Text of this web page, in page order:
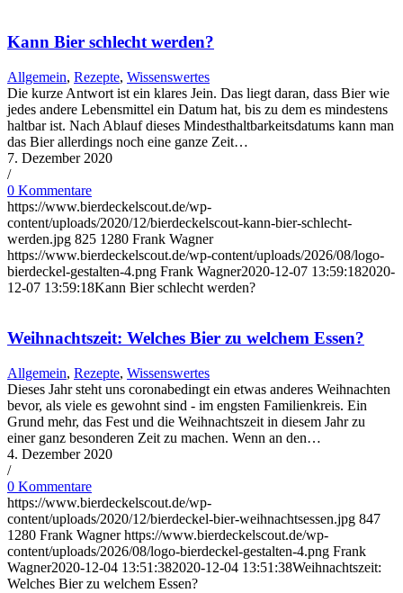
Kann Bier schlecht werden?
Allgemein, Rezepte, Wissenswertes
Die kurze Antwort ist ein klares Jein. Das liegt daran, dass Bier wie
jedes andere Lebensmittel ein Datum hat, bis zu dem es mindestens
haltbar ist. Nach Ablauf dieses Mindesthaltbarkeitsdatums kann man
das Bier allerdings noch eine ganze Zeit…
7. Dezember 2020
/
0 Kommentare
https://www.bierdeckelscout.de/wp-
content/uploads/2020/12/bierdeckelscout-kann-bier-schlecht-
werden.jpg 825 1280 Frank Wagner
https://www.bierdeckelscout.de/wp-content/uploads/2026/08/logo-
bierdeckel-gestalten-4.png Frank Wagner2020-12-07 13:59:182020-
12-07 13:59:18Kann Bier schlecht werden?
Weihnachtszeit: Welches Bier zu welchem Essen?
Allgemein, Rezepte, Wissenswertes
Dieses Jahr steht uns coronabedingt ein etwas anderes Weihnachten
bevor, als viele es gewohnt sind - im engsten Familienkreis. Ein
Grund mehr, das Fest und die Weihnachtszeit in diesem Jahr zu
einer ganz besonderen Zeit zu machen. Wenn an den…
4. Dezember 2020
/
0 Kommentare
https://www.bierdeckelscout.de/wp-
content/uploads/2020/12/bierdeckel-bier-weihnachtsessen.jpg 847
1280 Frank Wagner https://www.bierdeckelscout.de/wp-
content/uploads/2026/08/logo-bierdeckel-gestalten-4.png Frank
Wagner2020-12-04 13:51:382020-12-04 13:51:38Weihnachtszeit:
Welches Bier zu welchem Essen?